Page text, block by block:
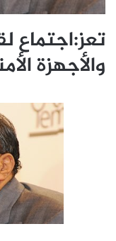
تعز:اجتماع
والأجهزة